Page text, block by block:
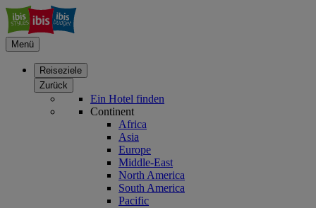
Menü
Reiseziele
Zurück
Ein Hotel finden
Continent
Africa
Asia
Europe
Middle-East
North America
South America
Pacific